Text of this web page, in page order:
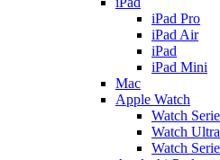
iPad Pro
iPad Air
iPad
iPad Mini
Mac
Apple Watch
Watch
Watch Ultra
Watch